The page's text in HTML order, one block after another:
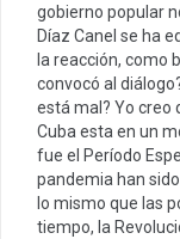
gobierno popular
Díaz Canel se ha
la reacción, como
convocó al
está mal? Yo creo
Cuba esta en un
fue el Período
pandemia han
lo mismo que las
tiempo, la